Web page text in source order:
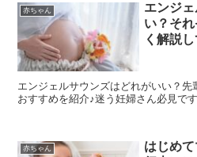
赤ちゃん
エンジ
い？そ
く解説
エンジェルサウンズはどれがいい？
おすすめを紹介♪迷う妊婦さん必見です
赤ちゃん
はじめ